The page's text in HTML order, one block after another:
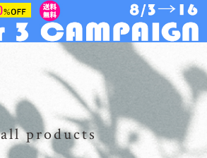
all products